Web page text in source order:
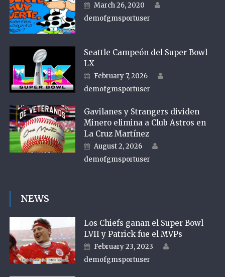
Posted on
March 26, 2020
demofgmsportuser
Seattle Campeón del Super Bowl
LX
Posted on
February 7, 2026
demofgmsportuser
Gavilanes y Strangers dividen
Minero elimina a Club Astros en
La Cruz Martínez
Posted on
August 2, 2026
demofgmsportuser
NEWS
Los Chiefs ganan el Super Bowl
LVII y Patrick fue el MVPs
Posted on
February 23, 2023
demofgmsportuser